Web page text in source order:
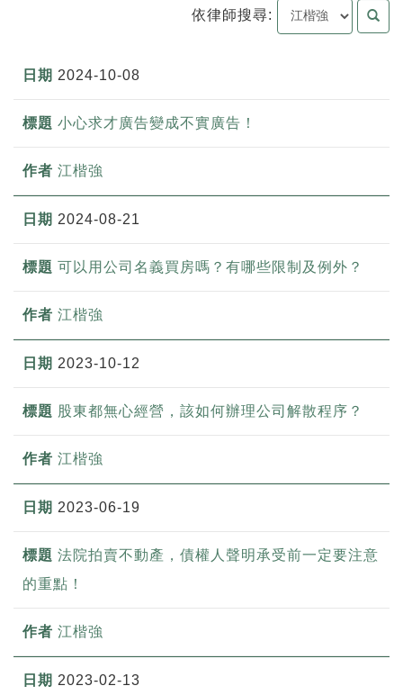
依律師搜尋:
2024-10-08
小心求才廣告變成不實廣告！
江楷強
2024-08-21
可以用公司名義買房嗎？有哪些限制及例外？
江楷強
2023-10-12
股東都無心經營，該如何辦理公司解散程序？
江楷強
2023-06-19
法院拍賣不動產，債權人聲明承受前一定要注意
的重點！
江楷強
2023-02-13